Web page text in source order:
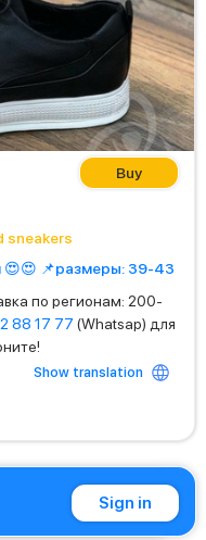
Buy
sneakers
😍😍 📌размеры: 39-43
по регионам: 200-
88 17 77 (Whatsap) для
Show translation
Sign in